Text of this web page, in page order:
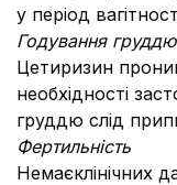
у період
Годування груддю
Цетиризин
необхідності
груддю слід
Фертильність
Немаєклінічних